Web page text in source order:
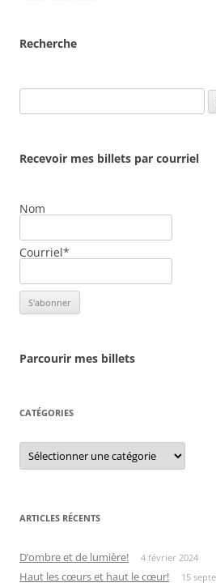
Recherche
Recevoir mes billets par courriel
Nom
Courriel*
Parcourir mes billets
CATÉGORIES
Catégories
ARTICLES RÉCENTS
D’ombre et de lumière! 4 février 2024
Haut les cœurs et haut le cœur! 15